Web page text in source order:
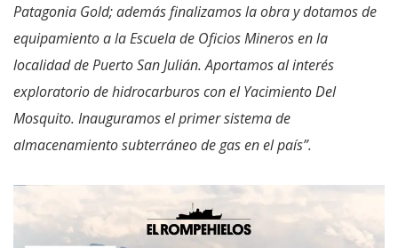
Patagonia Gold; además finalizamos la obra y dotamos de
equipamiento a la Escuela de Oficios Mineros en la
localidad de Puerto San Julián. Aportamos al interés
exploratorio de hidrocarburos con el Yacimiento Del
Mosquito. Inauguramos el primer sistema de
almacenamiento subterráneo de gas en el país”.